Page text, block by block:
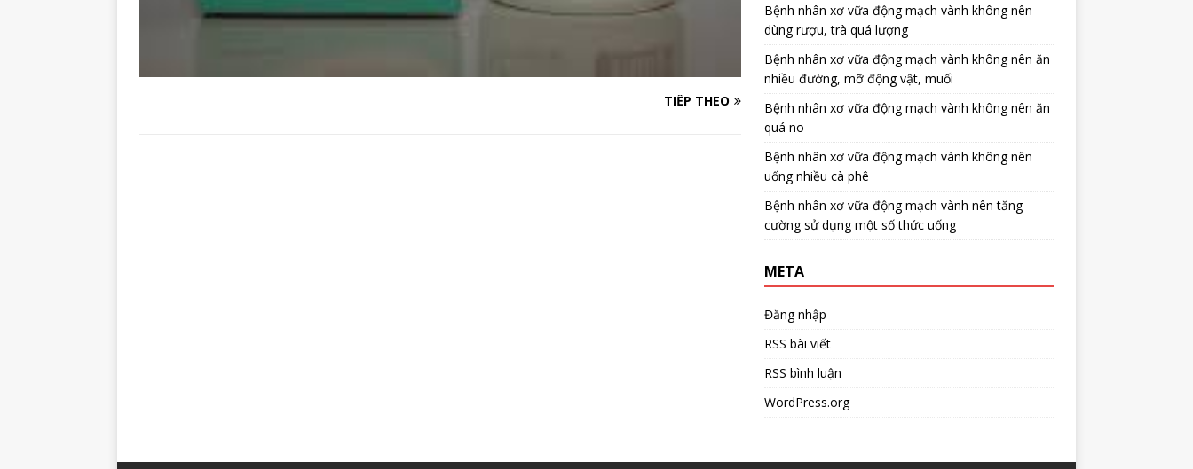
TIẾP THEO
Bệnh nhân xơ vữa động mạch vành không nên
dùng rượu, trà quá lượng
Bệnh nhân xơ vữa động mạch vành không nên ăn
nhiều đường, mỡ động vật, muối
Bệnh nhân xơ vữa động mạch vành không nên ăn
quá no
Bệnh nhân xơ vữa động mạch vành không nên
uống nhiều cà phê
Bệnh nhân xơ vữa động mạch vành nên tăng
cường sử dụng một số thức uống
META
Đăng nhập
RSS bài viết
RSS bình luận
WordPress.org